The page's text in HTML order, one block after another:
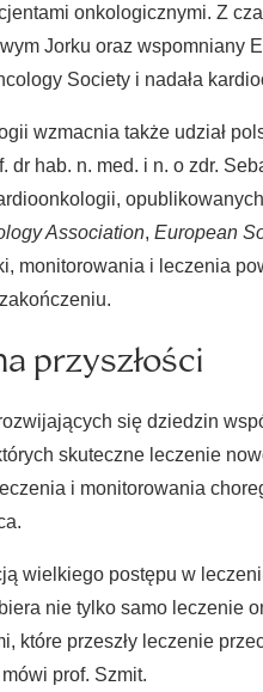
onkologicznymi. Z
Jorku oraz wspomniany
Society i nadała
wzmacnia także udział
hab. n. med. i n. o zdr.
Association, European
monitorowania i leczenia
przyszłości
się dziedzin
skuteczne leczenie
i monitorowania
wielkiego postępu w
nie tylko samo leczenie
które przeszły leczenie
prof. Szmit.